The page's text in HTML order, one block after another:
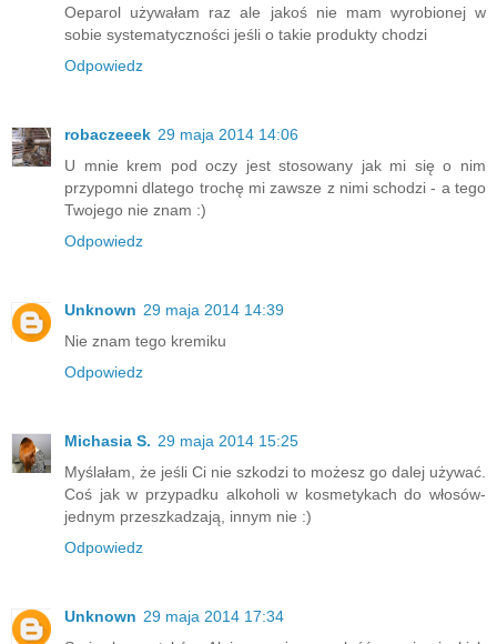
Oeparol używałam raz ale jakoś nie mam wyrobionej w
sobie systematyczności jeśli o takie produkty chodzi
Odpowiedz
robaczeeek 29 maja 2014 14:06
U mnie krem pod oczy jest stosowany jak mi się o nim
przypomni dlatego trochę mi zawsze z nimi schodzi - a tego
Twojego nie znam :)
Odpowiedz
Unknown 29 maja 2014 14:39
Nie znam tego kremiku
Odpowiedz
Michasia S. 29 maja 2014 15:25
Myślałam, że jeśli Ci nie szkodzi to możesz go dalej używać.
Coś jak w przypadku alkoholi w kosmetykach do włosów-
jednym przeszkadzają, innym nie :)
Odpowiedz
Unknown 29 maja 2014 17:34